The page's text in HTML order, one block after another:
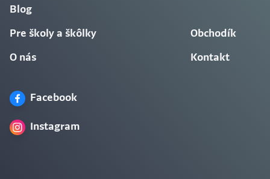
Blog
Pre školy a škôlky
O nás
Obchodík
Kontakt
Facebook
Instagram